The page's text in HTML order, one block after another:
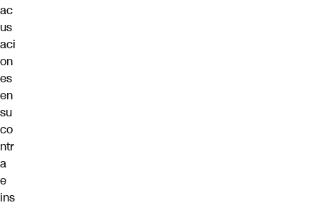
ac
us
aci
on
es
en
su
co
ntr
a
e
ins